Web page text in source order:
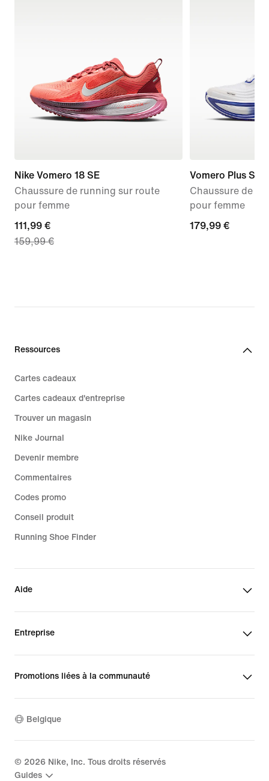
Nike Vomero 18 SE
Chaussure de running sur route
pour femme
current
price
159,99 €
111,99 €
159,99 €
Vomero Plus SE
Chaussure de
pour femme
179,99 €
179,99 €
Ressources
Cartes cadeaux
Cartes cadeaux d'entreprise
Trouver un magasin
Nike Journal
Devenir membre
Commentaires
Codes promo
Conseil produit
Running Shoe Finder
Aide
Entreprise
Promotions liées à la communauté
Belgique
© 2026 Nike, Inc. Tous droits réservés
Guides